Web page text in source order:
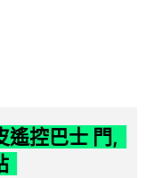
遙控巴士 門,